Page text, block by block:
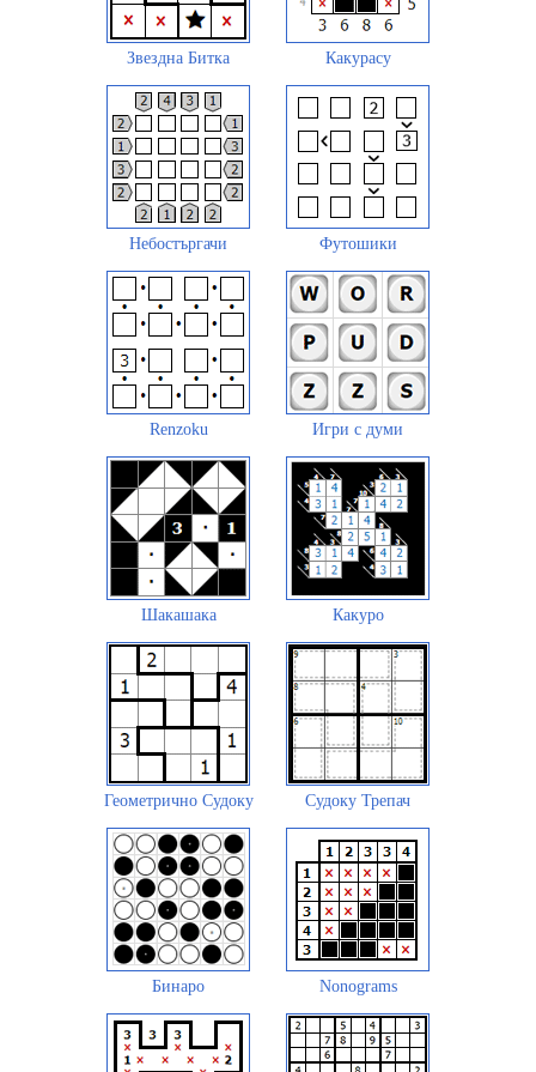
Звездна Битка Какурасу
Небостъргачи Футошики
Renzoku Игри с думи
Шакашака Какуро
Геометрично Судоку Судоку Трепач
Бинаро Nonograms